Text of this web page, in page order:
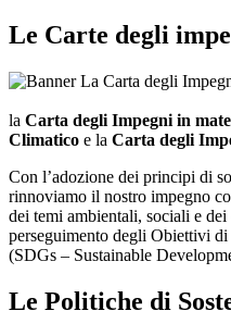
Le Carte degli
la Carta degli Impegni in
Climatico e la Carta degli
Con l’adozione dei principi di
rinnoviamo il nostro impegno
dei temi ambientali, sociali e
perseguimento degli Obiettivi
(SDGs – Sustainable
Le Politiche di